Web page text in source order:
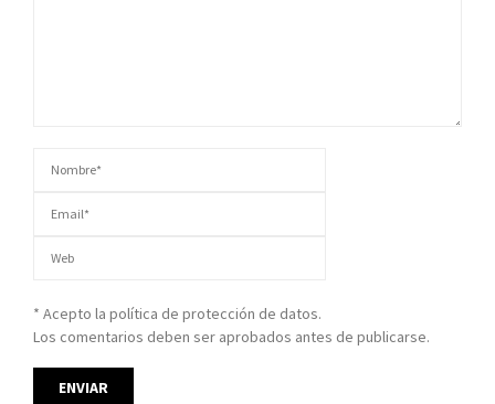
* Acepto la política de protección de datos.
Los comentarios deben ser aprobados antes de publicarse.